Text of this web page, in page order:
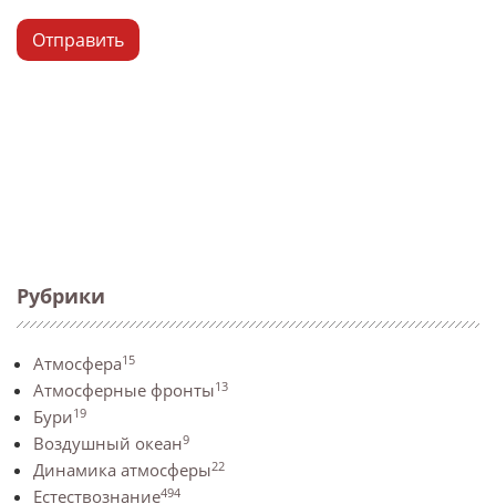
Рубрики
Атмосфера15
Атмосферные фронты13
Бури19
Воздушный океан9
Динамика атмосферы22
Естествознание494
Отправить